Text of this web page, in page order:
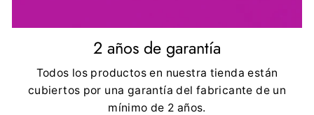
2 años de garantía
Todos los productos en nuestra tienda están
cubiertos por una garantía del fabricante de un
mínimo de 2 años.